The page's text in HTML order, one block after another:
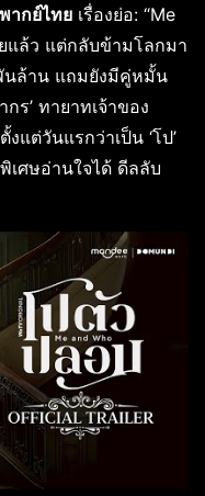
ากย์ไทย เรื่องย่อ: “Me
แล้ว แต่กลับข้ามโลกมา
พันล้าน แถมยังมีคู่หมั้น
ร’ ทายาทเจ้าของ
แต่วันแรกว่าเป็น ‘โป’
เศษอ่านใจได้ ดีลลับ